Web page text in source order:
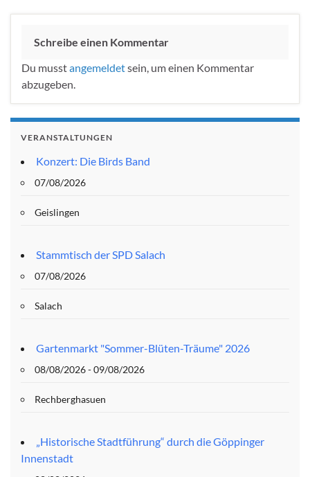
Schreibe einen Kommentar
Du musstangemeldetsein, um einen Kommentar
abzugeben.
VERANSTALTUNGEN
Konzert: Die Birds Band
07/08/2026
Geislingen
Stammtisch der SPD Salach
07/08/2026
Salach
Gartenmarkt "Sommer-Blüten-Träume" 2026
08/08/2026 - 09/08/2026
Rechberghasuen
„Historische Stadtführung“ durch die Göppinger
Innenstadt